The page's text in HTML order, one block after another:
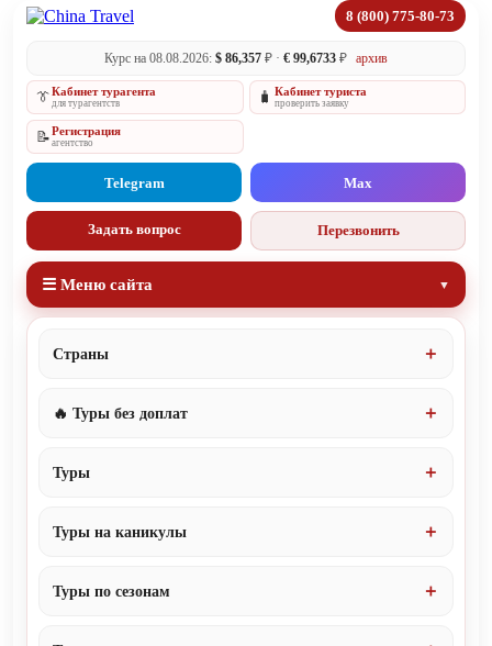
8 (800) 775-80-73
Курс на 08.08.2026: $ 86,357 ₽ · € 99,6733 ₽ архив
👔Кабинет турагента
для турагентств 🧳 Кабинет туриста
проверить заявку
📝Регистрация
агентство
Telegram Max
Задать вопрос Перезвонить
☰ Меню сайта
Страны
🔥 Туры без доплат
Туры
Туры на каникулы
Туры по сезонам